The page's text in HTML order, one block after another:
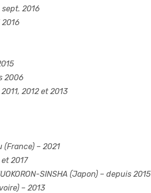
2016
2006
2012 et 2013
– 2021
2017
SINSHA (Japon) – depuis 2015
– 2013